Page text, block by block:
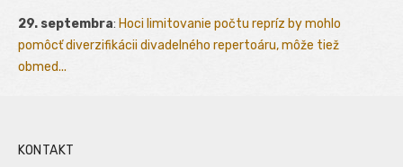
29. septembra: Hoci limitovanie počtu repríz by mohlo
pomôcť diverzifikácii divadelného repertoáru, môže tiež
obmed...
KONTAKT